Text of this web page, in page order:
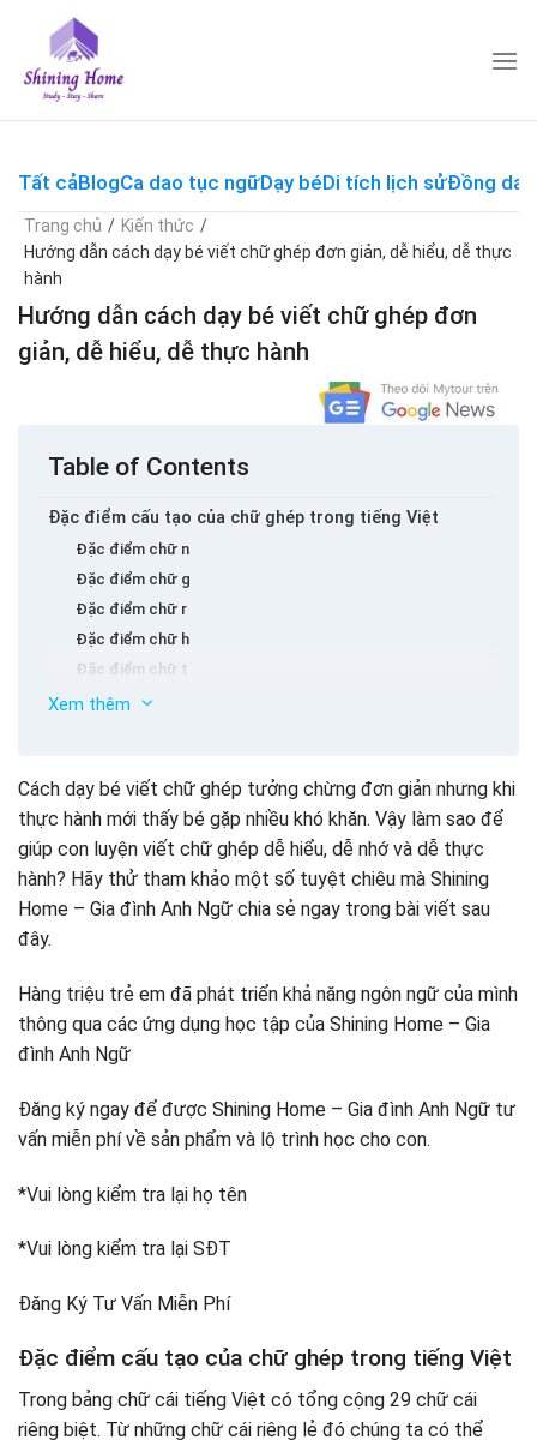
content
Tất cảBlogCa dao tục ngữDạy béDi tích lịch sửĐồng dao
Trang chủ / Kiến thức /
Hướng dẫn cách dạy bé viết chữ ghép đơn giản, dễ hiểu, dễ thực
hành
Hướng dẫn cách dạy bé viết chữ ghép đơn
giản, dễ hiểu, dễ thực hành
Table of Contents
Đặc điểm cấu tạo của chữ ghép trong tiếng Việt
Đặc điểm chữ n
Đặc điểm chữ g
Đặc điểm chữ r
Đặc điểm chữ h
Đặc điểm chữ t
Đặc điểm chữ k
Đặc điểm chữ q
Đặc điểm chữ u
Đặc điểm chữ c
Cách viết chữ nh
Cách viết tr
Cách dạy bé viết chữ ghép ch
Cách viết chữ kh
Cách viết chữ qu
Cách viết chữ gi
Cách viết ng
Cách viết ngh
Bí quyết giúp dạy bé viết chữ ghép hiệu quả, dễ viết, dễ
Kết luận
Xem thêm
Cách dạy bé viết chữ ghép tưởng chừng đơn giản nhưng khi
thực hành mới thấy bé gặp nhiều khó khăn. Vậy làm sao để
giúp con luyện viết chữ ghép dễ hiểu, dễ nhớ và dễ thực
hành? Hãy thử tham khảo một số tuyệt chiêu mà Shining
Home – Gia đình Anh Ngữ chia sẻ ngay trong bài viết sau
đây.
Hàng triệu trẻ em đã phát triển khả năng ngôn ngữ của mình
thông qua các ứng dụng học tập của Shining Home – Gia
đình Anh Ngữ
Đăng ký ngay để được Shining Home – Gia đình Anh Ngữ tư
vấn miễn phí về sản phẩm và lộ trình học cho con.
*Vui lòng kiểm tra lại họ tên
*Vui lòng kiểm tra lại SĐT
Đăng Ký Tư Vấn Miễn Phí
Đặc điểm cấu tạo của chữ ghép trong tiếng Việt
Trong bảng chữ cái tiếng Việt có tổng cộng 29 chữ cái
riêng biệt. Từ những chữ cái riêng lẻ đó chúng ta có thể